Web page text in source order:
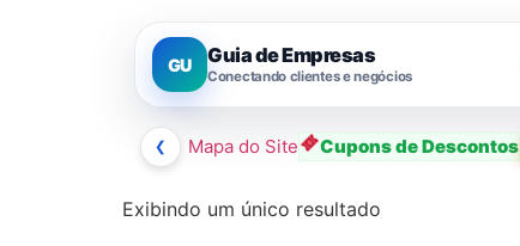
GU Guia de Empresas
Conectando clientes e negócios
❮ Mapa do Site Cupons de Descontos
Exibindo um único resultado